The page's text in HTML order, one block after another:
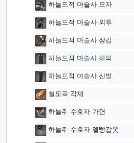
하늘도적 마술사 모자
하늘도적 마술사 외투
하늘도적 마술사 장갑
하늘도적 마술사 하의
하늘도적 마술사 신발
철도목 각재
하늘쥐 수호자 가면
하늘쥐 수호자 멜빵갑옷